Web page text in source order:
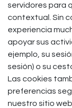
servidores para
contextual. Sin
experiencia
apoyar sus
ejemplo, su
sesión) o su
Las cookies
preferencias
nuestro sitio